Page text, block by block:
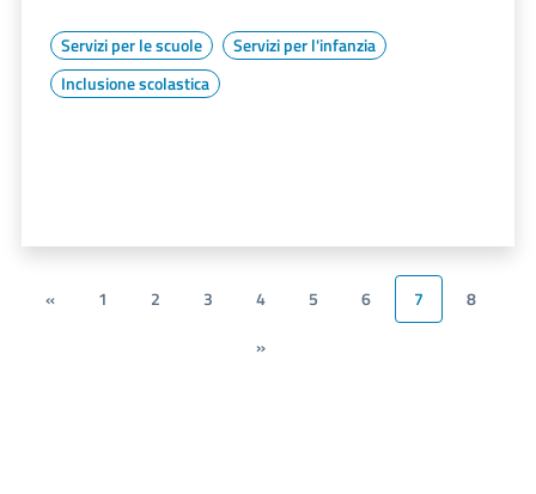
Servizi per le scuole
Servizi per l'infanzia
Inclusione scolastica
« 1 2 3 4 5 6 7
8
»